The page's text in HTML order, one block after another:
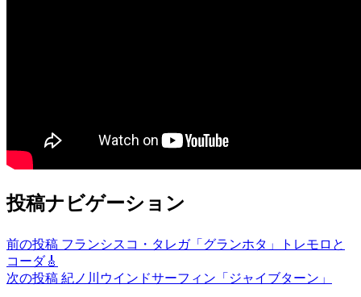
投稿ナビゲーション
前の投稿 フランシスコ・タレガ「グランホタ」トレモロと
コーダ🎸
次の投稿 紀ノ川ウインドサーフィン「ジャイブターン」